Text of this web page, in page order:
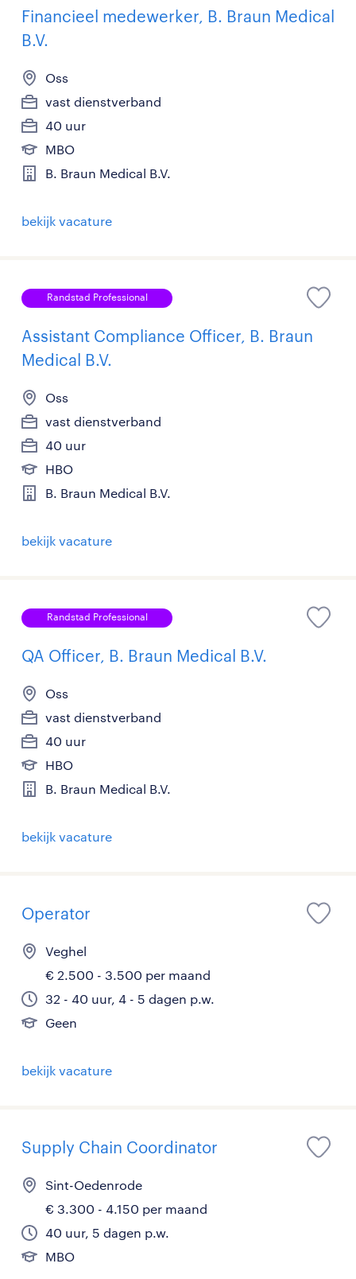
Financieel medewerker, B. Braun Medical
B.V.
Oss
vast dienstverband
40 uur
MBO
B. Braun Medical B.V.
bekijk vacature
Randstad Professional
Assistant Compliance Officer, B. Braun
Medical B.V.
Oss
vast dienstverband
40 uur
HBO
B. Braun Medical B.V.
bekijk vacature
Randstad Professional
QA Officer, B. Braun Medical B.V.
Oss
vast dienstverband
40 uur
HBO
B. Braun Medical B.V.
bekijk vacature
Operator
Veghel
€ 2.500 - 3.500 per maand
32 - 40 uur, 4 - 5 dagen p.w.
Geen
bekijk vacature
Supply Chain Coordinator
Sint-Oedenrode
€ 3.300 - 4.150 per maand
40 uur, 5 dagen p.w.
MBO